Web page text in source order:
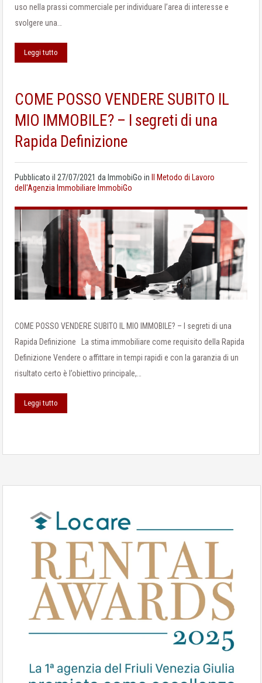
uso nella prassi commerciale per individuare l’area di interesse e
svolgere una…
Leggi tutto
COME POSSO VENDERE SUBITO IL
MIO IMMOBILE? – I segreti di una
Rapida Definizione
Pubblicato il 27/07/2021 da ImmobiGo in Il Metodo di Lavoro
dell'Agenzia Immobiliare ImmobiGo
COME POSSO VENDERE SUBITO IL MIO IMMOBILE? – I segreti di una
Rapida Definizione La stima immobiliare come requisito della Rapida
Definizione Vendere o affittare in tempi rapidi e con la garanzia di un
risultato certo è l’obiettivo principale,…
Leggi tutto